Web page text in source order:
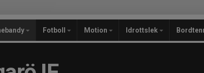
Fotboll Motion Idrottslek